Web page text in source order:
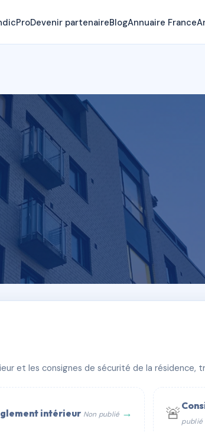
Devenir partenaireBlogAnnuaire France
et les consignes de sécurité de la résidence,
intérieur Non publié → 🚨 publié